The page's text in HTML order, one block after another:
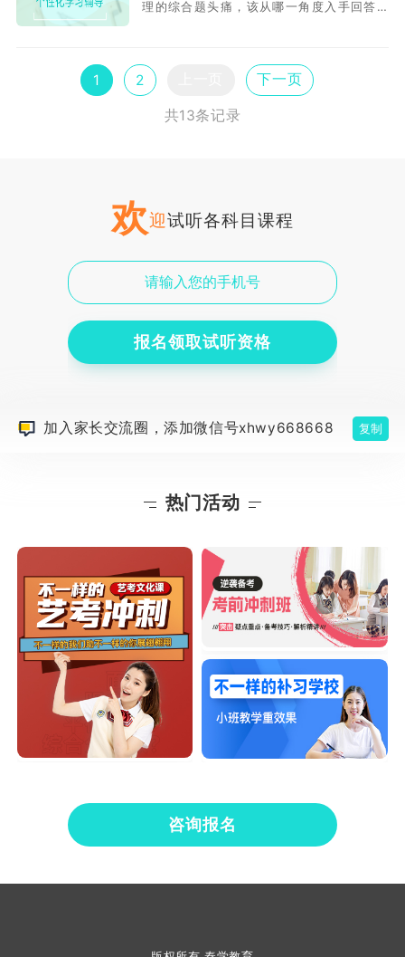
理的综合题头痛，该从哪一角度入手回答问
1 2 下一页
共13条记录
欢迎试听各科目课程
报名领取试听资格
加入家长交流圈，添加微信号xhwy668668 复制
热门活动
咨询报名